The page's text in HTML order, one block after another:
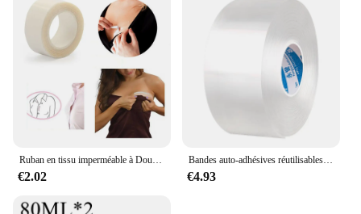
€2.02
Bandes auto-adhésives réutilisables, bande de caractère double face, étanche, aucune trace, lavable, transparent, viscosité du bain
€4.93